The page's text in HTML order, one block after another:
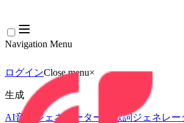
Navigation Menu
ログインClose menu×
生成
AI音楽ジェネレーター AI歌詞ジェネレー